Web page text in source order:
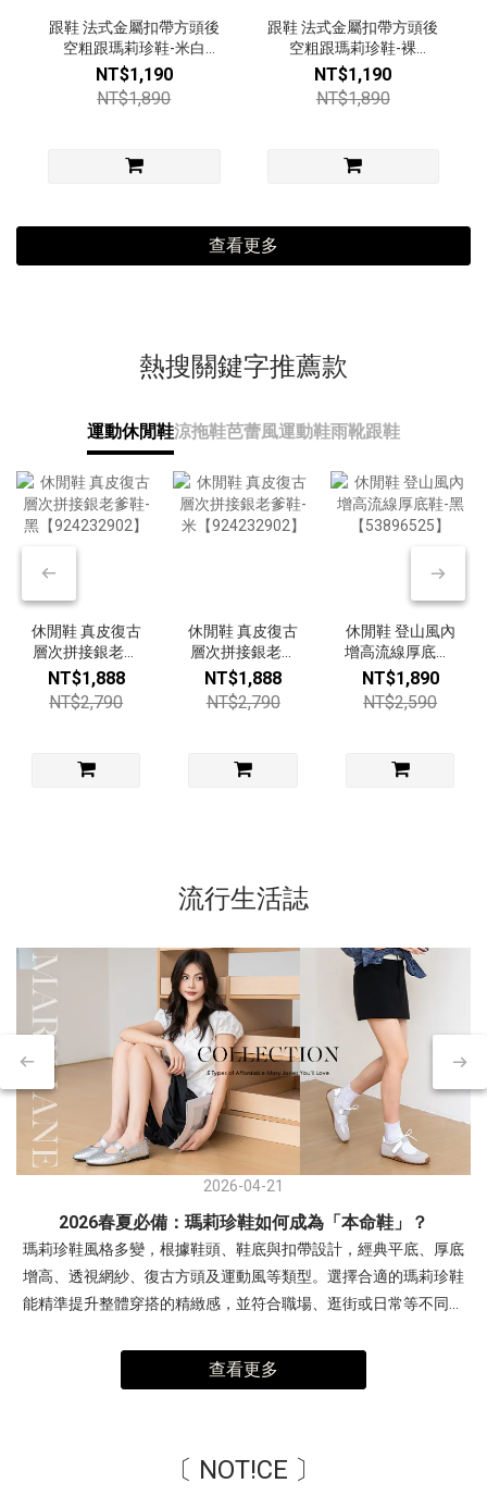
跟鞋 法式金屬扣帶方頭後
空粗跟瑪莉珍鞋-米白
【49492883】
NT$1,190
NT$1,890
跟鞋 法式金屬扣帶方頭後
空粗跟瑪莉珍鞋-裸
【49492883】
NT$1,190
NT$1,890
查看更多
熱搜關鍵字推薦款
運動休閒鞋涼拖鞋芭蕾風運動鞋雨靴跟鞋
休閒鞋 真皮復古
層次拼接銀老爹
鞋-黑
【924232902】
NT$1,888
NT$2,790
休閒鞋 真皮復古
層次拼接銀老爹
鞋-米
【924232902】
NT$1,888
NT$2,790
休閒鞋 登山風內
增高流線厚底鞋-
黑【53896525】
NT$1,890
NT$2,590
流行生活誌
2026-04-21
2026春夏必備：瑪莉珍鞋如何成為「本命鞋」？
瑪莉珍鞋風格多變，根據鞋頭、鞋底與扣帶設計，經典平底、厚底
增高、透視網紗、復古方頭及運動風等類型。選擇合適的瑪莉珍鞋
能精準提升整體穿搭的精緻感，並符合職場、逛街或日常等不同場
瑪莉珍鞋穿搭1(左圖)：露肩連身裙，展現「輕熟優雅」感。搭配銀
色帶有未來感與亮度，中和柔和色調，讓整體造型更有精神。 非常
營造溫柔層次感，打造「韓系減齡」風格。 推薦場合~ 校園穿搭、
查看更多
〔 NOT!CE 〕